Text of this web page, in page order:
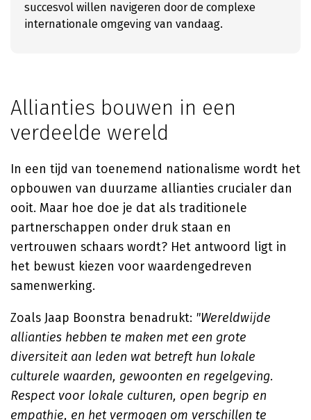
succesvol willen navigeren door de complexe
internationale omgeving van vandaag.
Allianties bouwen in een
verdeelde wereld
In een tijd van toenemend nationalisme wordt het
opbouwen van duurzame allianties crucialer dan
ooit. Maar hoe doe je dat als traditionele
partnerschappen onder druk staan en
vertrouwen schaars wordt? Het antwoord ligt in
het bewust kiezen voor waardengedreven
samenwerking.
Zoals Jaap Boonstra benadrukt: "Wereldwijde
allianties hebben te maken met een grote
diversiteit aan leden wat betreft hun lokale
culturele waarden, gewoonten en regelgeving.
Respect voor lokale culturen, open begrip en
empathie, en het vermogen om verschillen te